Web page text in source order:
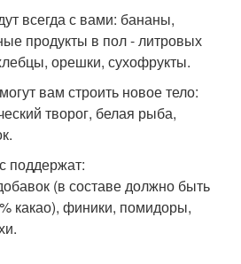
всегда с вами: бананы,
продукты в пол - литровых
орешки, сухофрукты.
вам строить новое тело:
творог, белая рыба,
поддержат:
(в составе должно быть
какао), финики, помидоры,